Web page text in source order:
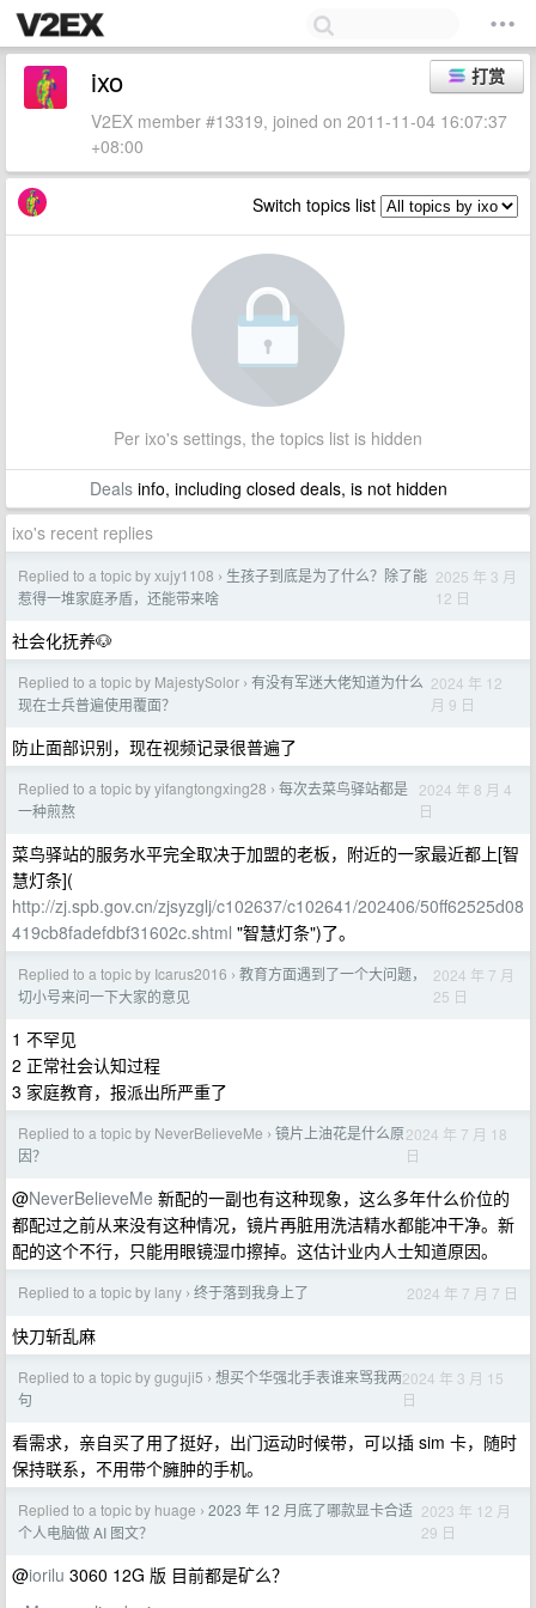
打赏
ixo
V2EX member #13319, joined on 2011-11-04 16:07:37
+08:00
Switch topics list
Per ixo's settings, the topics list is hidden
Dealsinfo, including closed deals, is not hidden
ixo's recent replies
Replied to a topic by xujy1108 › 生孩子到底是为了什么？除了能
惹得一堆家庭矛盾，还能带来啥
2025 年 3 月
12 日
社会化抚养🐶
Replied to a topic by MajestySolor › 有没有军迷大佬知道为什么
现在士兵普遍使用覆面？
2024 年 12
月 9 日
防止面部识别，现在视频记录很普遍了
Replied to a topic by yifangtongxing28 › 每次去菜鸟驿站都是
一种煎熬
2024 年 8 月 4
日
菜鸟驿站的服务水平完全取决于加盟的老板，附近的一家最近都上[智
慧灯条](
http://zj.spb.gov.cn/zjsyzglj/c102637/c102641/202406/50ff62525d08
419cb8fadefdbf31602c.shtml "智慧灯条")了。
Replied to a topic by Icarus2016 › 教育方面遇到了一个大问题，
切小号来问一下大家的意见
2024 年 7 月
25 日
1 不罕见
2 正常社会认知过程
3 家庭教育，报派出所严重了
Replied to a topic by NeverBelieveMe › 镜片上油花是什么原
因？
2024 年 7 月 18
日
@NeverBelieveMe 新配的一副也有这种现象，这么多年什么价位的
都配过之前从来没有这种情况，镜片再脏用洗洁精水都能冲干净。新
配的这个不行，只能用眼镜湿巾擦掉。这估计业内人士知道原因。
Replied to a topic by lany › 终于落到我身上了 2024 年 7 月 7 日
快刀斩乱麻
Replied to a topic by guguji5 › 想买个华强北手表谁来骂我两
句
2024 年 3 月 15
日
看需求，亲自买了用了挺好，出门运动时候带，可以插 sim 卡，随时
保持联系，不用带个臃肿的手机。
Replied to a topic by huage › 2023 年 12 月底了哪款显卡合适
个人电脑做 AI 图文？
2023 年 12 月
29 日
@iorilu 3060 12G 版 目前都是矿么？